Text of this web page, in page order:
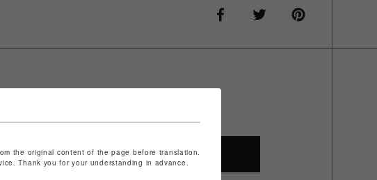
SHOP TOP
the original content of the page before translation.
Thank you for your understanding in advance.